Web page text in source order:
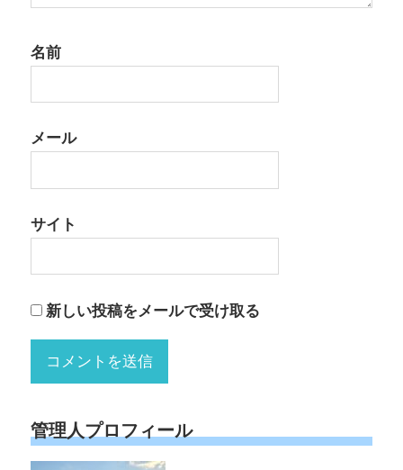
名前
メール
サイト
新しい投稿をメールで受け取る
管理人プロフィール